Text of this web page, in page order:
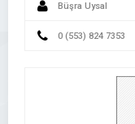
Büşra Uysal
0 (553) 824 7353